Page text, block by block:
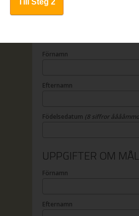
Förnamn
Efternamn
Födelsedatum (8 siffror
UPPGIFTER OM
Förnamn
Efternamn